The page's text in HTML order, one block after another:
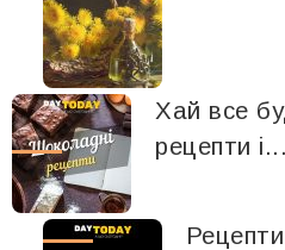
Хай все
рецепти і...